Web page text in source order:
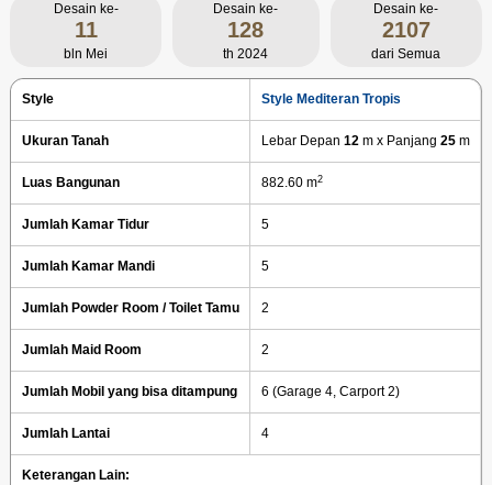
Desain ke-
11
bln Mei
Desain ke-
128
th 2024
Desain ke-
2107
dari Semua
Style Style Mediteran Tropis
Ukuran Tanah Lebar Depan12 m x Panjang25 m
Luas Bangunan 882.60 m2
Jumlah Kamar Tidur 5
Jumlah Kamar Mandi 5
Jumlah Powder Room / Toilet Tamu 2
Jumlah Maid Room 2
Jumlah Mobil yang bisa ditampung 6 (Garage 4, Carport 2)
Jumlah Lantai 4
Keterangan Lain: